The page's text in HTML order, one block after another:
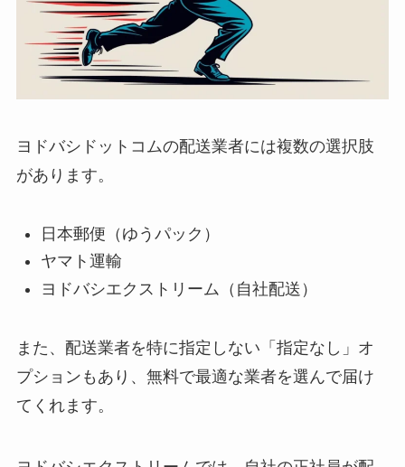
ヨドバシドットコムの配送業者には複数の選択肢
があります。
日本郵便（ゆうパック）
ヤマト運輸
ヨドバシエクストリーム（自社配送）
また、配送業者を特に指定しない「指定なし」オ
プションもあり、無料で最適な業者を選んで届け
てくれます。